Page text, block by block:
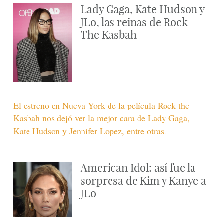
Lady Gaga, Kate Hudson y
JLo, las reinas de Rock
The Kasbah
El estreno en Nueva York de la película Rock the
Kasbah nos dejó ver la mejor cara de Lady Gaga,
Kate Hudson y Jennifer Lopez, entre otras.
American Idol: así fue la
sorpresa de Kim y Kanye a
JLo